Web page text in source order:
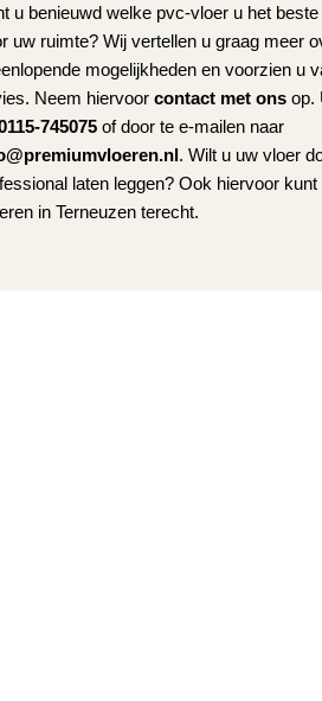
u benieuwd welke pvc-vloer u het
uw ruimte? Wij vertellen u graag meer
mogelijkheden en voorzien u
Neem hiervoor contact met onsop.
745075of door te e-mailen naar
. Wilt u uw vloer
laten leggen? Ook hiervoor
in Terneuzen terecht.